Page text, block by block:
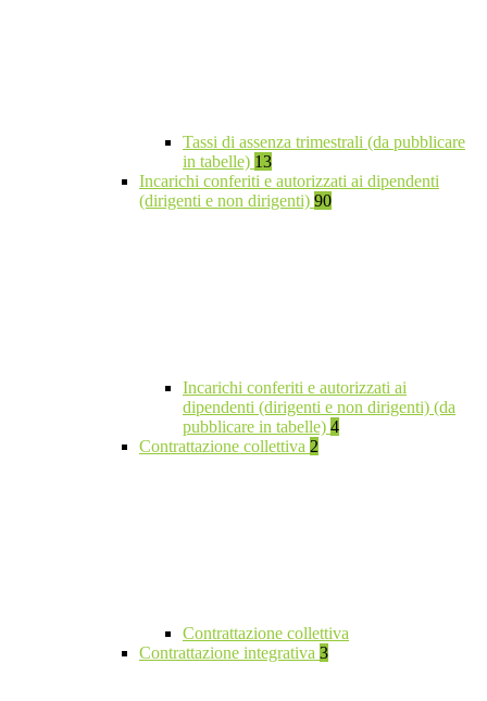
Tassi di assenza trimestrali (da pubblicare
in tabelle) 13
Incarichi conferiti e autorizzati ai dipendenti
(dirigenti e non dirigenti) 90
Incarichi conferiti e autorizzati ai
dipendenti (dirigenti e non dirigenti) (da
pubblicare in tabelle) 4
Contrattazione collettiva 2
Contrattazione collettiva
Contrattazione integrativa 3